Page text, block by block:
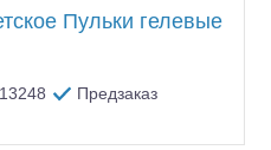
Пульки гелевые
Предзаказ